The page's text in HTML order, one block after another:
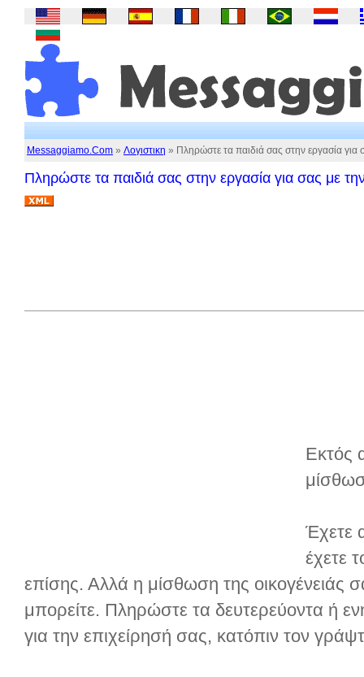
Messaggiamo.Com » Λογιστικη » Πληρώστε τα παιδιά σας στην εργασία για
Πληρώστε τα παιδιά σας στην εργασία για σας με
Εκτός
Έχετε
έχετε
επίσης. Αλλά η μίσθωση της οικογένειάς
μπορείτε. Πληρώστε τα δευτερεύοντα ή
για την επιχείρησή σας, κατόπιν τον